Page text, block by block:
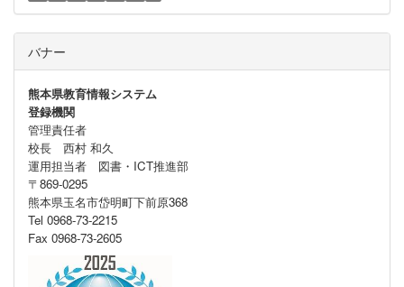
バナー
熊本県教育情報システム
登録機関
管理責任者
校長 西村 和久
運用担当者 図書・ICT推進部
〒869-0295
熊本県玉名市岱明町下前原368
Tel 0968-73-2215
Fax 0968-73-2605